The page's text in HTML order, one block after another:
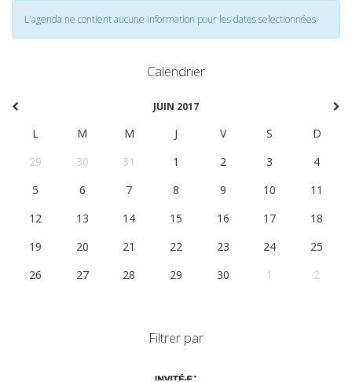
L'agenda ne contient aucune information pour les dates selectionnées
Calendrier
JUIN 2017
L M M J V S
D
29
30 31 1 2 3
4
5
6 7 8 9 10
11
12
13 14 15 16 17
18
19
20 21 22 23 24
25
26
27 28 29 30 1 2
Filtrer par